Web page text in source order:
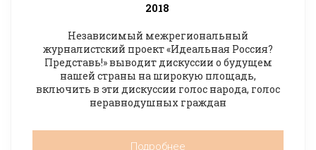
2018
Независимый межрегиональный
журналистский проект «Идеальная Россия?
Представь!» выводит дискуссии о будущем
нашей страны на широкую площадь,
включить в эти дискуссии голос народа, голос
неравнодушных граждан
Подробнее